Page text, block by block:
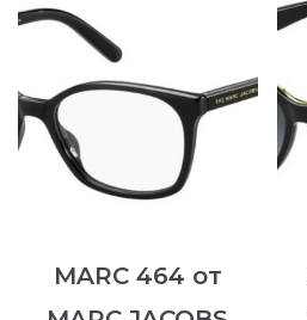
MARC 464 от